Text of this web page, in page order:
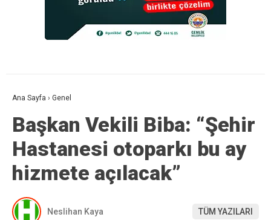
Ana Sayfa › Genel
Başkan Vekili Biba: “Şehir
Hastanesi otoparkı bu ay
hizmete açılacak”
Neslihan Kaya TÜM YAZILARI